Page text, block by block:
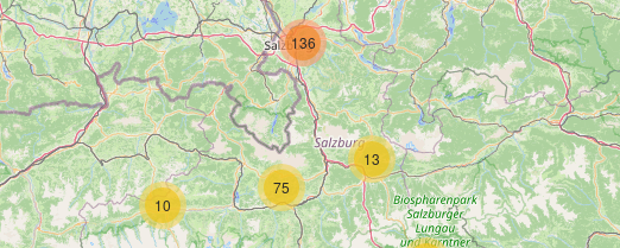
10
13
75
136